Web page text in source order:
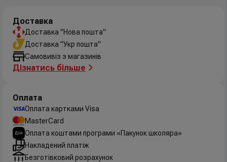
Доставка
Доставка "Нова пошта"
Доставка "Укр пошта"
Самовивіз з магазинів
Дізнатись більше
Оплата
Оплата картками Visa
MasterCard
Оплата коштами програми «Пакунок школяра»
Накладений платіж
Безготівковий розрахунок